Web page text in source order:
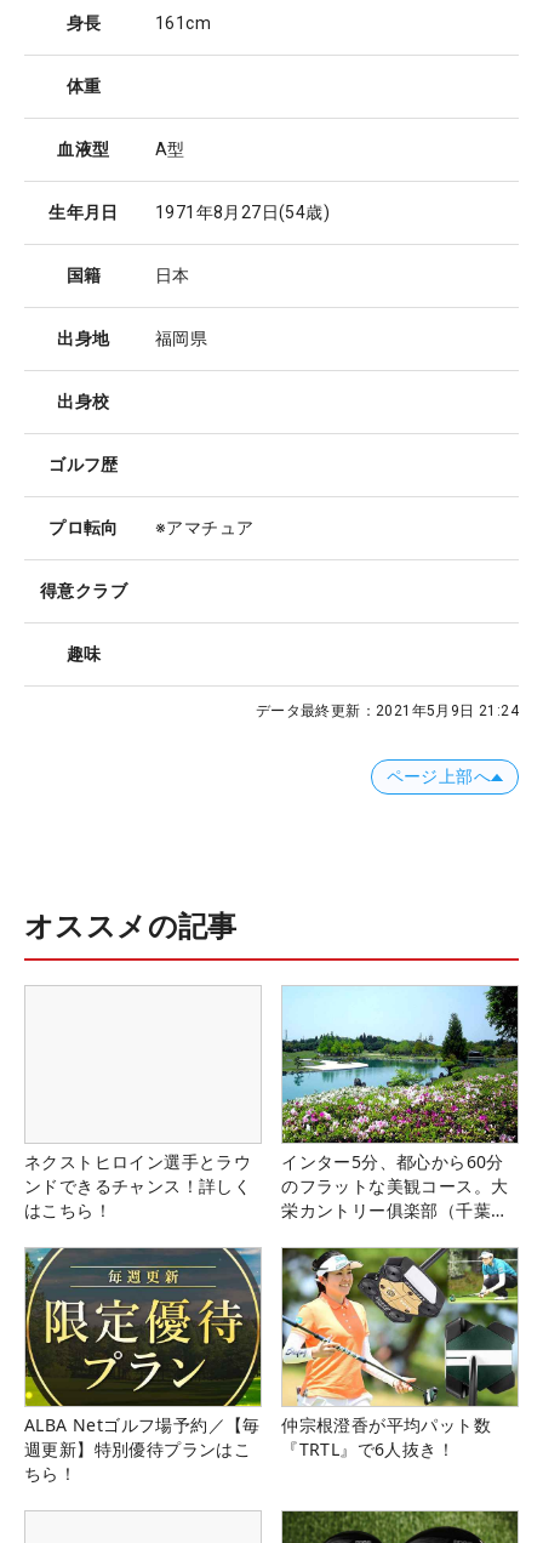
身長 161cm
体重
血液型 A型
生年月日 1971年8月27日(54歳)
国籍 日本
出身地 福岡県
出身校
ゴルフ歴
プロ転向 ※アマチュア
得意クラブ
趣味
データ最終更新： 2021年5月9日 21:24
ページ上部へ
オススメの記事
ネクストヒロイン選手とラウ
ンドできるチャンス！詳しく
はこちら！
インター5分、都心から60分
のフラットな美観コース。大
栄カントリー俱楽部（千葉
ALBA Netゴルフ場予約／【毎
週更新】特別優待プランはこ
ちら！
仲宗根澄香が平均パット数
『TRTL』で6人抜き！